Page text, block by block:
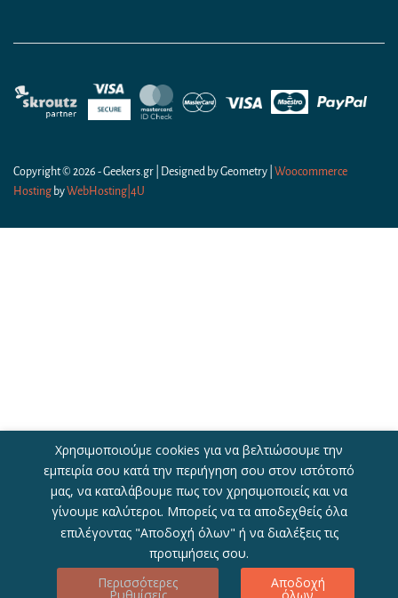
Copyright © 2026 - Geekers.gr | Designed byGeometry Woocommerce
Hosting byWebHosting|4U
Χρησιμοποιούμε cookies για να βελτιώσουμε την
εμπειρία σου κατά την περιήγηση σου στον ιστότοπό
μας, να καταλάβουμε πως τον χρησιμοποιείς και να
γίνουμε καλύτεροι. Μπορείς να τα αποδεχθείς όλα
επιλέγοντας "Αποδοχή όλων" ή να διαλέξεις τις
προτιμήσεις σου.
Περισσότερες
Αποδοχή